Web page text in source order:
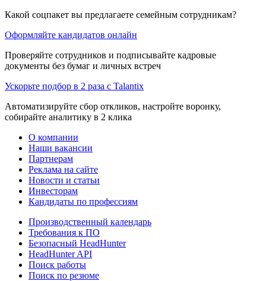
Какой соцпакет вы предлагаете семейным сотрудникам?
Оформляйте кандидатов онлайн
Проверяйте сотрудников и подписывайте кадровые
документы без бумаг и личных встреч
Ускорьте подбор в 2 раза с Talantix
Автоматизируйте сбор откликов, настройте воронку,
собирайте аналитику в 2 клика
О компании
Наши вакансии
Партнерам
Реклама на сайте
Новости и статьи
Инвесторам
Кандидаты по профессиям
Производственный календарь
Требования к ПО
Безопасный HeadHunter
HeadHunter API
Поиск работы
Поиск по резюме